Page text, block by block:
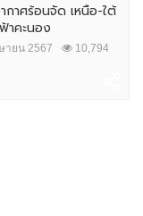
กาศร้อนจัด เหนือ-ใต้
าคะนอง
ายน 2567 10,794